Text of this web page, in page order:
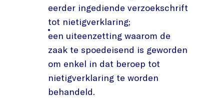
eerder ingediende verzoekschrift
tot nietigverklaring;
een uiteenzetting waarom de
zaak te spoedeisend is geworden
om enkel in dat beroep tot
nietigverklaring te worden
behandeld.